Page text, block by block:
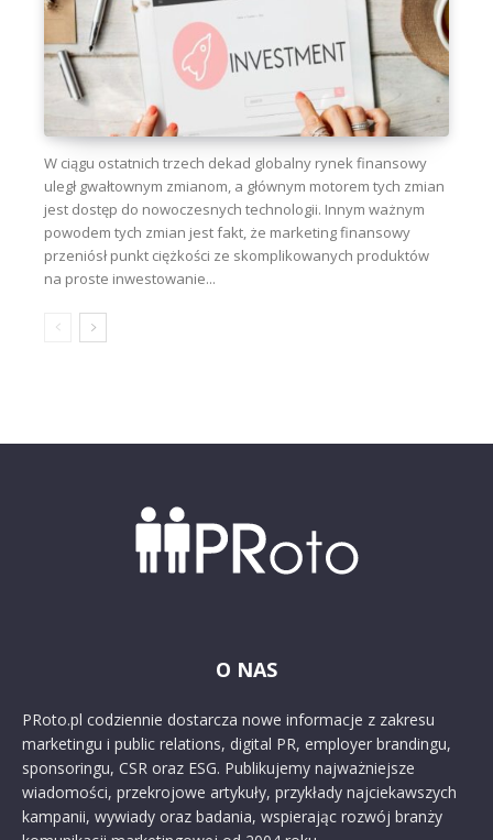
W ciągu ostatnich trzech dekad globalny rynek finansowy
uległ gwałtownym zmianom, a głównym motorem tych zmian
jest dostęp do nowoczesnych technologii. Innym ważnym
powodem tych zmian jest fakt, że marketing finansowy
przeniósł punkt ciężkości ze skomplikowanych produktów
na proste inwestowanie...
O NAS
PRoto.pl codziennie dostarcza nowe informacje z zakresu
marketingu i public relations, digital PR, employer brandingu,
sponsoringu, CSR oraz ESG. Publikujemy najważniejsze
wiadomości, przekrojowe artykuły, przykłady najciekawszych
kampanii, wywiady oraz badania, wspierając rozwój branży